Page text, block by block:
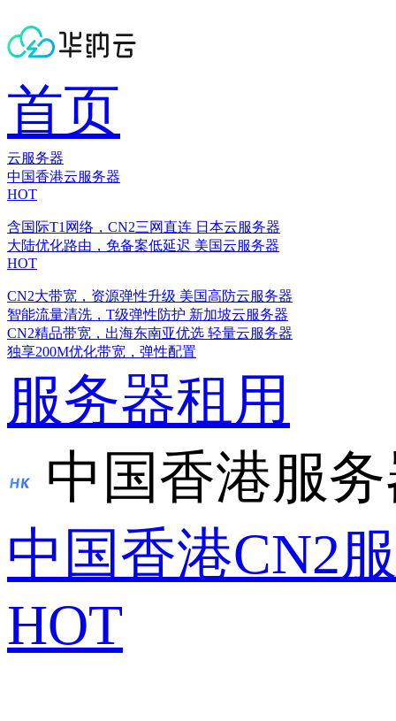
首页
云服务器
中国香港云服务器
HOT
含国际T1网络，CN2三网直连 日本云服务器
大陆优化路由，免备案低延迟 美国云服务器
HOT
CN2大带宽，资源弹性升级 美国高防云服务器
智能流量清洗，T级弹性防护 新加坡云服务器
CN2精品带宽，出海东南亚优选 轻量云服务器
独享200M优化带宽，弹性配置
服务器租用
中国香港服
中国香港CN2
HOT